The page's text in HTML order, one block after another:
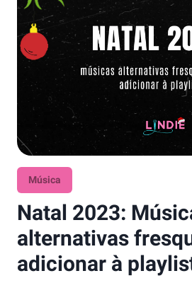
Música
Natal 2023:
alternativas
adicionar à